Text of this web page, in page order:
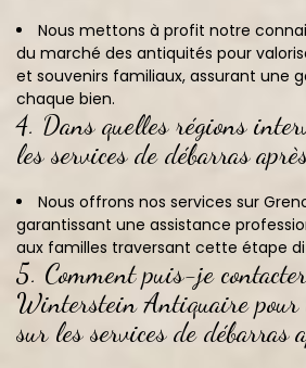
Nous mettons à profit notre
du marché des antiquités pour
et souvenirs familiaux, assurant une
chaque bien.
4. Dans quelles régions
les services de débarras
Nous offrons nos services sur
garantissant une assistance
aux familles traversant cette étape
5. Comment puis-je
Winterstein Antiquaire pour
sur les services de débarras